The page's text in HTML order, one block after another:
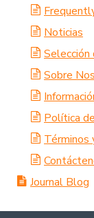
Noticias
Selección
Sobre
Política
Términos
Journal Blog